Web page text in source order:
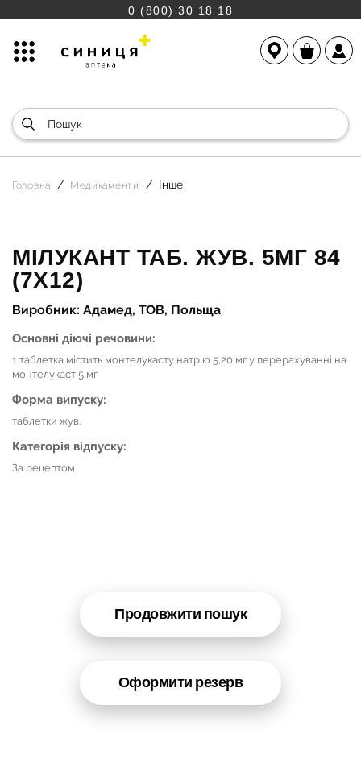
0 (800) 30 18 18
Головна Медикаменти Інше
МІЛУКАНТ ТАБ. ЖУВ. 5МГ 84
(7Х12)
Виробник: Адамед, ТОВ, Польща
Основні діючі речовини:
1 таблетка містить монтелукасту натрію 5,20 мг у перерахуванні на
монтелукаст 5 мг
Форма випуску:
таблетки жув.
Категорія відпуску:
За рецептом
Продовжити пошук
Оформити резерв